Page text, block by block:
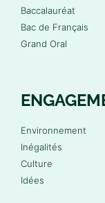
Baccalauréat
Bac de Français
Grand Oral
Environnement
Inégalités
Culture
Idées